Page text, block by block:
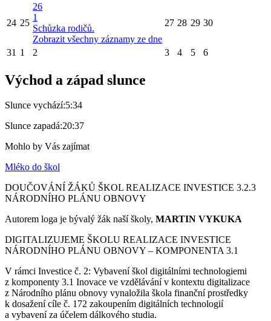
24 25
26
1
Schůzka rodičů.
Zobrazit všechny záznamy ze dne
27 28 29 30
31 1 2 3 4 5 6
Východ a západ slunce
Slunce vychází:5:34
Slunce zapadá:20:37
Mohlo by Vás zajímat
Mléko do škol
DOUČOVÁNÍ ŽÁKŮ ŠKOL REALIZACE INVESTICE 3.2.3
NÁRODNÍHO PLÁNU OBNOVY
Autorem loga je bývalý žák naší školy, MARTIN VYKUKA
DIGITALIZUJEME ŠKOLU REALIZACE INVESTICE
NÁRODNÍHO PLÁNU OBNOVY – KOMPONENTA 3.1
V rámci Investice č. 2: Vybavení škol digitálními technologiemi
z komponenty 3.1 Inovace ve vzdělávání v kontextu digitalizace
z Národního plánu obnovy vynaložila škola finanční prostředky
k dosažení cíle č. 172 zakoupením digitálních technologií
a vybavení za účelem dálkového studia.